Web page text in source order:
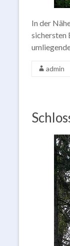
In der
sichersten
admin